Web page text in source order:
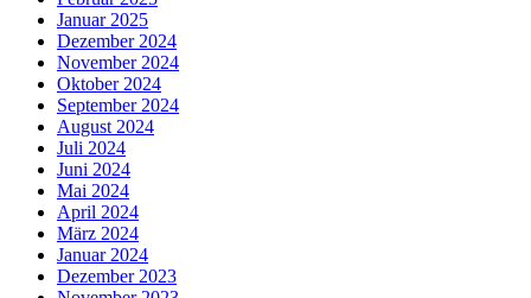
Januar 2025
Dezember 2024
November 2024
Oktober 2024
September 2024
August 2024
Juli 2024
Juni 2024
Mai 2024
April 2024
März 2024
Januar 2024
Dezember 2023